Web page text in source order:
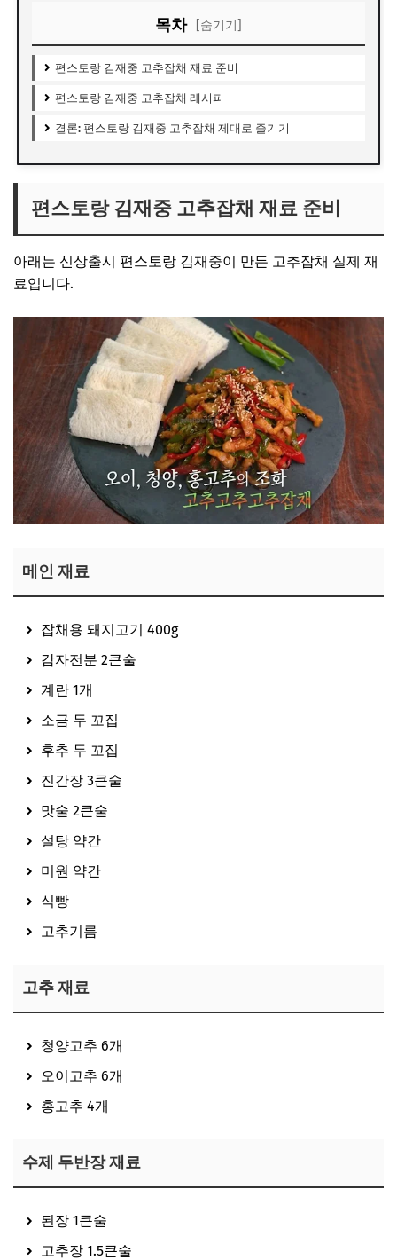
목차 [숨기기]
편스토랑 김재중 고추잡채 재료 준비
편스토랑 김재중 고추잡채 레시피
결론: 편스토랑 김재중 고추잡채 제대로 즐기기
편스토랑 김재중 고추잡채 재료 준비
아래는 신상출시 편스토랑 김재중이 만든 고추잡채 실제 재
료입니다.
메인 재료
잡채용 돼지고기 400g
감자전분 2큰술
계란 1개
소금 두 꼬집
후추 두 꼬집
진간장 3큰술
맛술 2큰술
설탕 약간
미원 약간
식빵
고추기름
고추 재료
청양고추 6개
오이고추 6개
홍고추 4개
수제 두반장 재료
된장 1큰술
고추장 1.5큰술